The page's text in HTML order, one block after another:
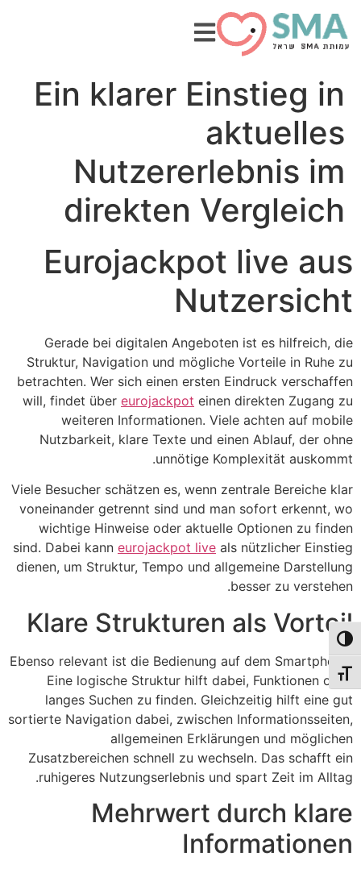
הפעל/כבה ניגודיות גבוהה
מתג גודל גופן
Ein klarer Einstieg in
aktuelles
Nutzererlebnis im
direkten Vergleich
Eurojackpot live aus
Nutzersicht
Gerade bei digitalen Angeboten ist es hilfreich, die
Struktur, Navigation und mögliche Vorteile in Ruhe zu
betrachten. Wer sich einen ersten Eindruck verschaffen
will, findet über eurojackpot einen direkten Zugang zu
weiteren Informationen. Viele achten auf mobile
Nutzbarkeit, klare Texte und einen Ablauf, der ohne
unnötige Komplexität auskommt.
Viele Besucher schätzen es, wenn zentrale Bereiche klar
voneinander getrennt sind und man sofort erkennt, wo
wichtige Hinweise oder aktuelle Optionen zu finden
sind. Dabei kann eurojackpot live als nützlicher Einstieg
dienen, um Struktur, Tempo und allgemeine Darstellung
besser zu verstehen.
Klare Strukturen als Vorteil
Ebenso relevant ist die Bedienung auf dem Smartphone.
Eine logische Struktur hilft dabei, Funktionen ohne
langes Suchen zu finden. Gleichzeitig hilft eine gut
sortierte Navigation dabei, zwischen Informationsseiten,
allgemeinen Erklärungen und möglichen
Zusatzbereichen schnell zu wechseln. Das schafft ein
ruhigeres Nutzungserlebnis und spart Zeit im Alltag.
Mehrwert durch klare
Informationen